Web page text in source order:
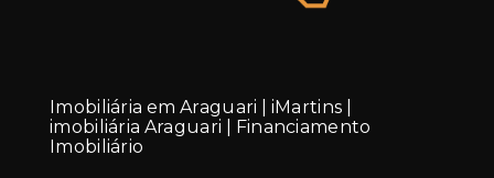
Imobiliária em Araguari | iMartins |
imobiliária Araguari | Financiamento
Imobiliário